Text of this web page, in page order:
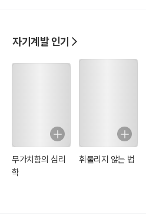
자기계발 인기
무가치함의 심리
학
휘둘리지 않는 법